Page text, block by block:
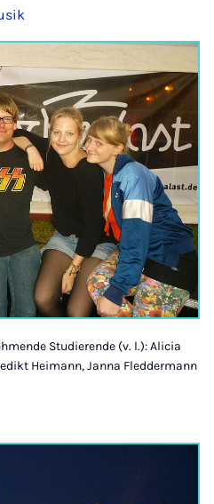
Studierende (v. l.): Alicia
Heimann, Janna Fleddermann